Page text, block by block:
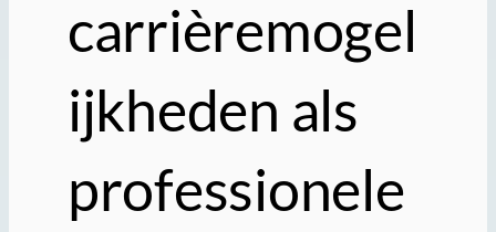
carrièremogel
ijkheden als
professionele